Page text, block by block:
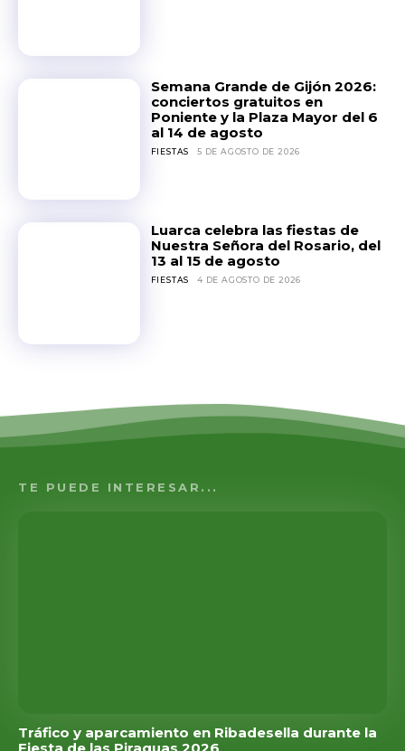
Semana Grande de Gijón 2026:
conciertos gratuitos en
Poniente y la Plaza Mayor del 6
al 14 de agosto
FIESTAS 5 DE AGOSTO DE 2026
Luarca celebra las fiestas de
Nuestra Señora del Rosario, del
13 al 15 de agosto
FIESTAS 4 DE AGOSTO DE 2026
TE PUEDE INTERESAR...
Tráfico y aparcamiento en Ribadesella durante la